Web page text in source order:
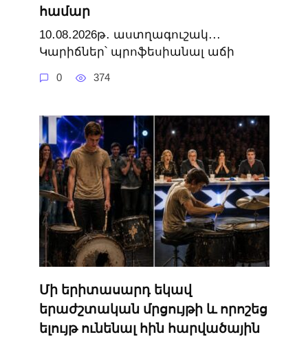
համար
10․08․2026թ․ աստղագուշակ․․․
Կարիճներ՝ պրոֆեսիանալ աճի
0 374
Մի երիտասարդ եկավ
երաժշտական ​​մրցույթի և որոշեց
ելույթ ունենալ հին հարվածային